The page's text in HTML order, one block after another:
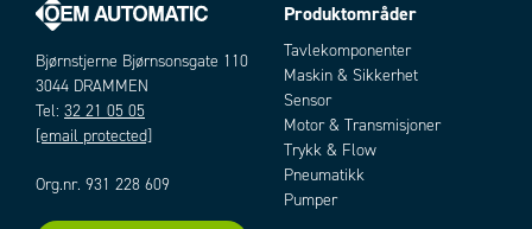
Bjørnstjerne Bjørnsonsgate 110
3044 DRAMMEN
Tel: 32 21 05 05
[email protected]
Org.nr. 931 228 609
Produktområder
Tavlekomponenter
Maskin & Sikkerhet
Sensor
Motor & Transmisjoner
Trykk & Flow
Pneumatikk
Pumper